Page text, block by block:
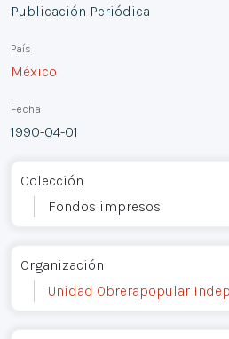
Publicación Periódica
País
México
Fecha
1990-04-01
Colección
Fondos impresos
Organización
Unidad Obrerapopular